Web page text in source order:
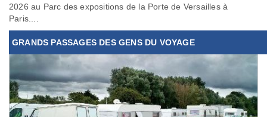
2026 au Parc des expositions de la Porte de Versailles à
Paris....
GRANDS PASSAGES DES GENS DU VOYAGE